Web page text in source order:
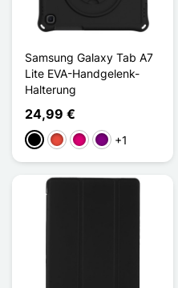
Samsung Galaxy Tab A7
Lite EVA-Handgelenk-
Halterung
24,99 €
Schwarz
Rot Magenta
Violett
+1